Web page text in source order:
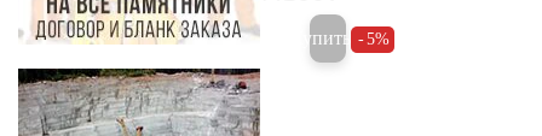
Купить 5%